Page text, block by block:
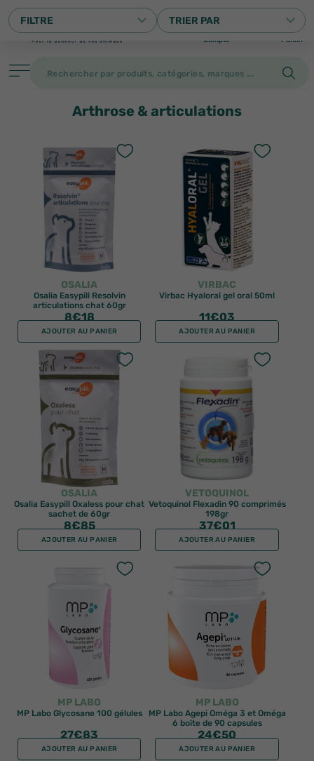
Compte Panier
Filtrer
PRODUITS
TRIER PAR
FILTRE
Arthrose & articulations
OSALIA
Osalia Easypill Resolvin
articulations chat 60gr
8€18
AJOUTER AU PANIER
VIRBAC
Virbac Hyaloral gel oral 50ml
11€03
AJOUTER AU PANIER
OSALIA
Osalia Easypill Oxaless pour chat
sachet de 60gr
8€85
AJOUTER AU PANIER
VETOQUINOL
Vetoquinol Flexadin 90 comprimés
198gr
37€01
AJOUTER AU PANIER
MP LABO
MP Labo Glycosane 100 gélules
27€83
AJOUTER AU PANIER
MP LABO
MP Labo Agepi Oméga 3 et Oméga
6 boîte de 90 capsules
24€50
AJOUTER AU PANIER